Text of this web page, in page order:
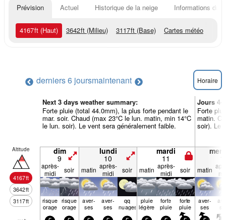
Prévision Actuel Historique de la neige Informations du
4167ft (Haut) 3642ft (Milieu) 3117ft (Base) Cartes météo
derniers 6 joursmaintenant Horaire
Next 3 days weather summary:
Forte pluie (total 44.0mm), la plus forte pendant le
mar. soir. Chaud (max 23°C le lun. matin, min 14°C
le lun. soir). Le vent sera généralement faible.
Jours 4-
Forte
matin.
soir). Le
Altitude
4167ft
3642ft
3117ft
dim
9
lundi
10
mardi
11
après-
midi
soir matin après-
midi
soir matin après-
midi
soir matin
risque
orage
risque
orage
aver­
ses
aver­
ses
qq
nuages
pluie
légère
forte
pluie
forte
pluie
aver­
ses